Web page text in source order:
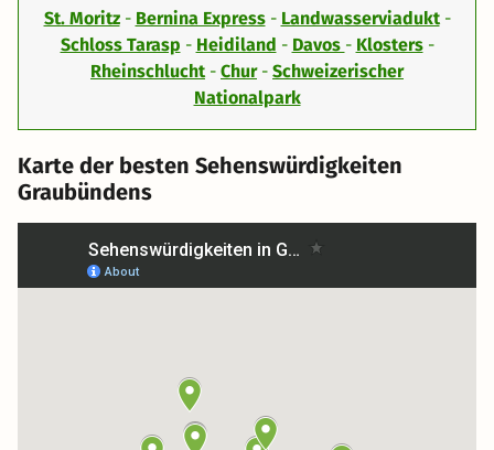
St. Moritz- Bernina Express- Landwasserviadukt-
Schloss Tarasp - Heidiland - Davos - Klosters-
Rheinschlucht- Chur- Schweizerischer
Nationalpark
Karte der besten Sehenswürdigkeiten
Graubündens